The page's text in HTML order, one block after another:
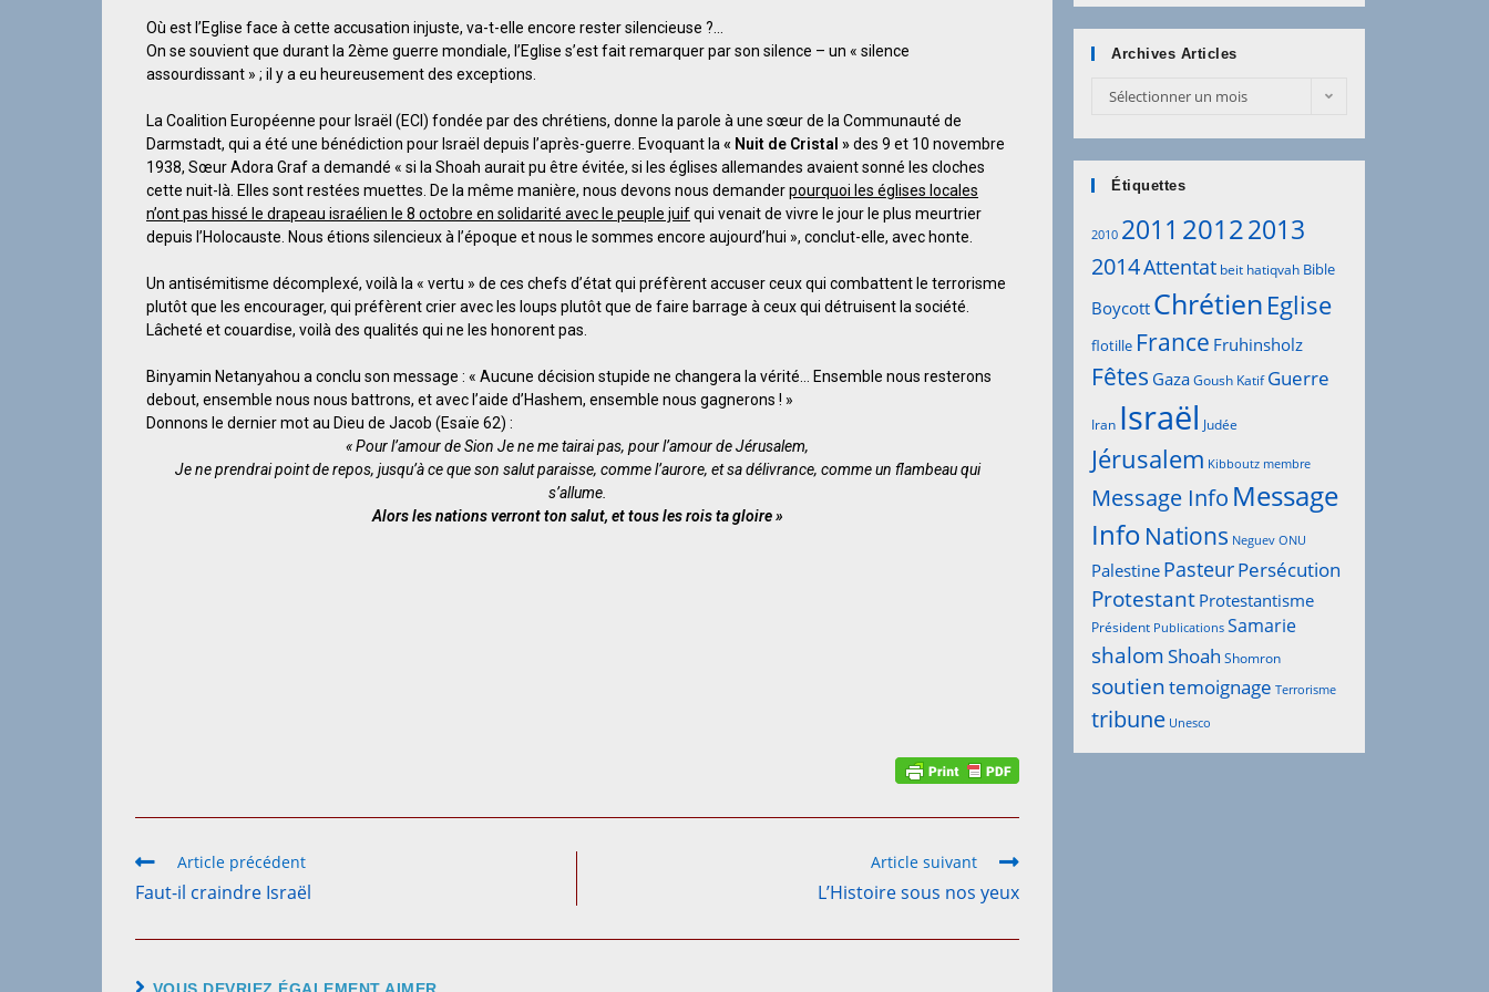
Où est l’Eglise face à cette accusation injuste, va-t-elle encore rester silencieuse ?…
On se souvient que durant la 2ème guerre mondiale, l’Eglise s’est fait remarquer par son silence – un « silence
assourdissant » ; il y a eu heureusement des exceptions.
La Coalition Européenne pour Israël (ECI) fondée par des chrétiens, donne la parole à une sœur de la Communauté de
Darmstadt, qui a été une bénédiction pour Israël depuis l’après-guerre. Evoquant la « Nuit de Cristal »des 9 et 10 novembre
1938, Sœur Adora Graf a demandé « si la Shoah aurait pu être évitée, si les églises allemandes avaient sonné les cloches
cette nuit-là. Elles sont restées muettes. De la même manière, nous devons nous demanderpourquoi les églises locales
n’ont pas hissé le drapeau israélien le 8 octobre en solidarité avec le peuple juifqui venait de vivre le jour le plus meurtrier
depuis l’Holocauste. Nous étions silencieux à l’époque et nous le sommes encore aujourd’hui », conclut-elle, avec honte.
Un antisémitisme décomplexé, voilà la « vertu » de ces chefs d’état qui préfèrent accuser ceux qui combattent le terrorisme
plutôt que les encourager, qui préfèrent crier avec les loups plutôt que de faire barrage à ceux qui détruisent la société.
Lâcheté et couardise, voilà des qualités qui ne les honorent pas.
Binyamin Netanyahou a conclu son message : « Aucune décision stupide ne changera la vérité… Ensemble nous resterons
debout, ensemble nous nous battrons, et avec l’aide d’Hashem, ensemble nous gagnerons ! »
Donnons le dernier mot au Dieu de Jacob (Esaïe 62) :
« Pour l’amour de Sion Je ne me tairai pas, pour l’amour de Jérusalem,
Je ne prendrai point de repos, jusqu’à ce que son salut paraisse, comme l’aurore, et sa délivrance, comme un flambeau qui
s’allume.
Alors les nations verront ton salut, et tous les rois ta gloire »
Article précédent
Faut-il craindre Israël
Article suivant
L’Histoire sous nos yeux
Archives Articles
Sélectionner un mois
Étiquettes
2010 2011 20122013
2014Attentat beit hatiqvah Bible
Boycott Chrétien Eglise
flotille France Fruhinsholz
Fêtes GazaGoush Katif Guerre
Iran Israël Judée
Jérusalem Kibboutz membre
Message Info Message
Info Nations Neguev ONU
Palestine PasteurPersécution
Protestant Protestantisme
Président Publications Samarie
shalomShoah Shomron
soutientemoignage Terrorisme
tribune Unesco